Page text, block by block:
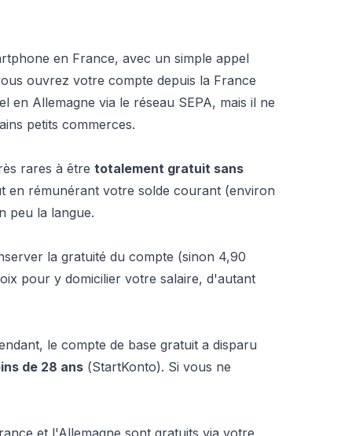
en France, avec un simple appel
ouvrez votre compte depuis la France
en Allemagne via le réseau SEPA, mais il ne
petits commerces.
rares à être totalement gratuit sans
en rémunérant votre solde courant (environ
peu la langue.
la gratuité du compte (sinon 4,90
pour y domicilier votre salaire, d'autant
le compte de base gratuit a disparu
de 28 ans (StartKonto). Si vous ne